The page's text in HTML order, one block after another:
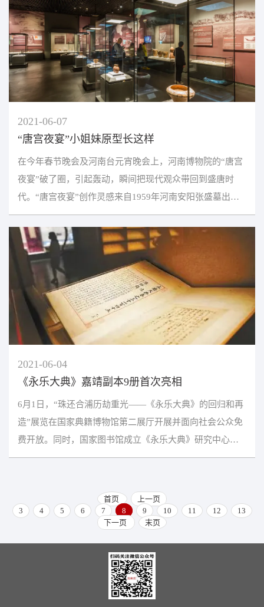
2021-06-07
“唐宫夜宴”小姐妹原型长这样
在今年春节晚会及河南台元宵晚会上，河南博物院的“唐宫
夜宴”破了圈，引起轰动，瞬间把现代观众带回到盛唐时
代。“唐宫夜宴”创作灵感来自1959年河南安阳张盛墓出土
的隋代乐舞俑，一组13件，包括8件乐俑和5件舞俑，...
2021-06-04
《永乐大典》嘉靖副本9册首次亮相
6月1日，“珠还合浦历劫重光——《永乐大典》的回归和再
造”展览在国家典籍博物馆第二展厅开展并面向社会公众免
费开放。同时，国家图书馆成立《永乐大典》研究中心，
持续推进古籍保护事业发展和中华传统典籍文化传播...
首页
上一页
3
4 5 6 7 8 9 10 11 12
13
下一页
末页